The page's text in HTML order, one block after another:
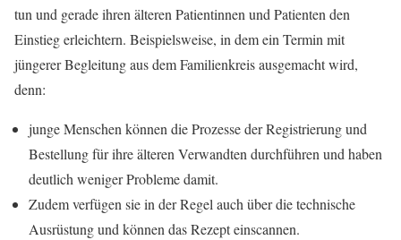
tun und gerade ihren älteren Patientinnen und Patienten den
Einstieg erleichtern. Beispielsweise, in dem ein Termin mit
jüngerer Begleitung aus dem Familienkreis ausgemacht wird,
denn:
junge Menschen können die Prozesse der Registrierung und
Bestellung für ihre älteren Verwandten durchführen und haben
deutlich weniger Probleme damit.
Zudem verfügen sie in der Regel auch über die technische
Ausrüstung und können das Rezept einscannen.